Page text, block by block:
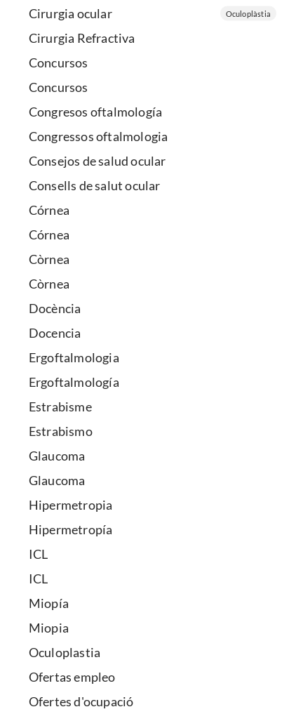
Cirurgia ocular
Oculoplàstia
Cirurgia Refractiva
Concursos
Concursos
Congresos oftalmología
Congressos oftalmologia
Consejos de salud ocular
Consells de salut ocular
Córnea
Córnea
Còrnea
Còrnea
Docència
Docencia
Ergoftalmologia
Ergoftalmología
Estrabisme
Estrabismo
Glaucoma
Glaucoma
Hipermetropia
Hipermetropía
ICL
ICL
Miopía
Miopia
Oculoplastia
Ofertas empleo
Ofertes d'ocupació